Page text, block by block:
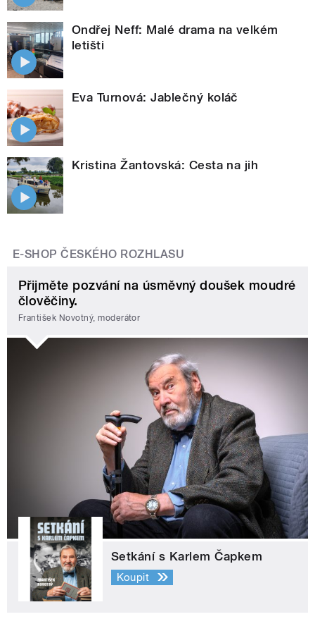
Ondřej Neff: Malé drama na velkém
letišti
Eva Turnová: Jablečný koláč
Kristina Žantovská: Cesta na jih
E-SHOP ČESKÉHO ROZHLASU
Přijměte pozvání na úsměvný doušek moudré
člověčiny.
František Novotný, moderátor
Setkání s Karlem Čapkem
Koupit